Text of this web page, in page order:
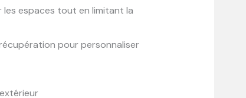
espaces tout en limitant la
pour personnaliser